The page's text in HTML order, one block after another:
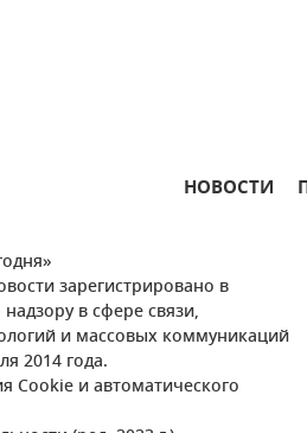
НОВОСТИ
зарегистрировано в
в сфере связи,
и массовых коммуникаций
2014 года.
Cookie и автоматического